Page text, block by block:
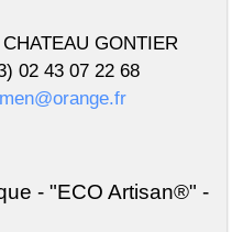
GONTIER
02 43 07 22 68
- "ECO Artisan®" -